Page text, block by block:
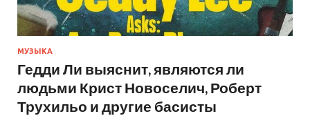
МУЗЫКА
Гедди Ли выяснит, являются ли
людьми Крист Новоселич, Роберт
Трухильо и другие басисты